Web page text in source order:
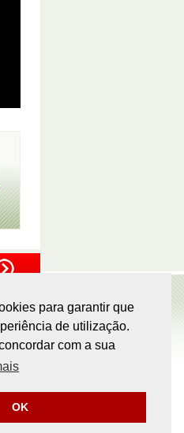
para garantir que
de utilização.
com a sua
OK